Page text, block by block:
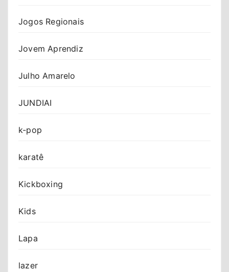
Jogos Regionais
Jovem Aprendiz
Julho Amarelo
JUNDIAI
k-pop
karatê
Kickboxing
Kids
Lapa
lazer